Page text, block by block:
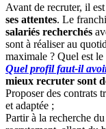
Avant de recruter, il
ses attentes. Le
salariés recherchés
sont à réaliser au
maximale ? Quel est
Quel profil faut-il
mieux recruter sont
Proposer des contrats
et adaptée ;
Partir à la recherche